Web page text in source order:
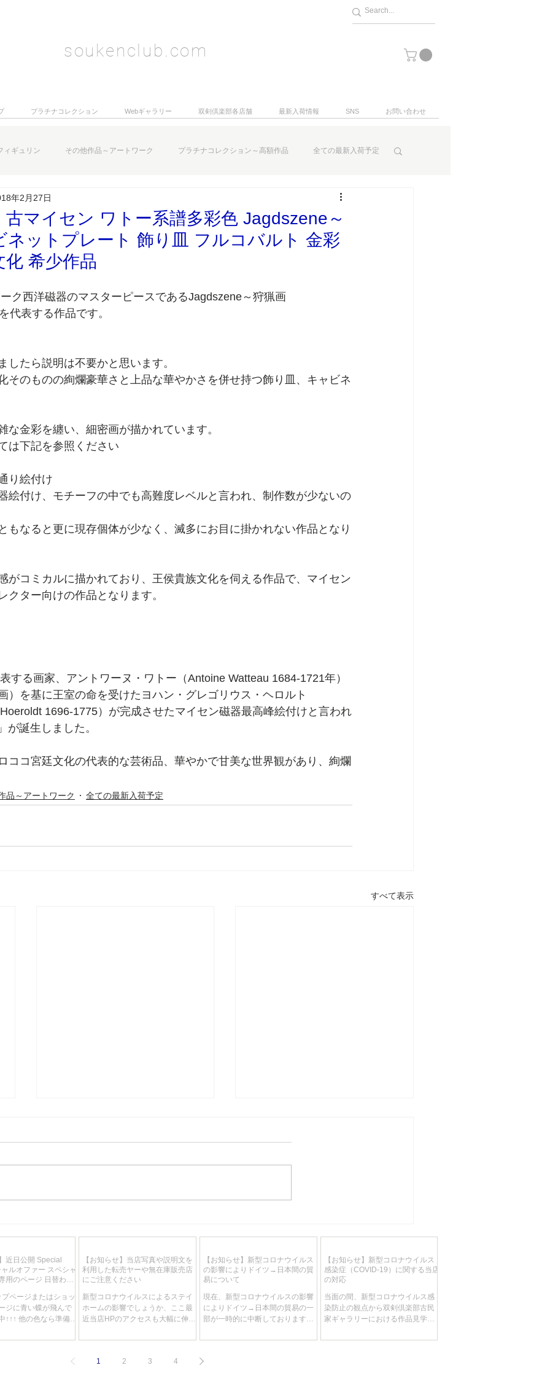
soukenclub.com
プラチナコレクション Webギャラリー 双剣倶楽部各店舗 最新入荷情報 SNS お問い合わせ
ィギュリン その他作品～アートワーク プラチナコレクション～高額作品 全ての最新入荷予定
古マイセン ワトー系譜多彩色 Jagdszene～
ネットプレート 飾り皿 フルコバルト 金彩
化 希少作品
年2月27日
ク西洋磁器のマスターピースであるJagdszene～狩猟画
代表する作品です。
したら説明は不要かと思います。
そのものの絢爛豪華さと上品な華やかさを併せ持つ飾り皿、キャビネ
な金彩を纏い、細密画が描かれています。
は下記を参照ください
り絵付け
絵付け、モチーフの中でも高難度レベルと言われ、制作数が少ないの
もなると更に現存個体が少なく、滅多にお目に掛かれない作品となり
がコミカルに描かれており、王侯貴族文化を伺える作品で、マイセン
クター向けの作品となります。
する画家、アントワーヌ・ワトー（Antoine Watteau 1684-1721年）
）を基に王室の命を受けたヨハン・グレゴリウス・ヘロルト
1696-1775）が完成させたマイセン磁器最高峰絵付けと言われ
が誕生しました。
ココ宮廷文化の代表的な芸術品、華やかで甘美な世界観があり、絢爛
品～アートワーク 全ての最新入荷予定
すべて表示
ルウェア最高峰 ブリュール伯
型6名総21点フルサービス 超
高額
リミテッド・マスター・ワー
THE BUD」 Jörg danielcz
75×55cm/12.5Kg 超高額作品
近日公開 Special
ルオファー スペシャ
用のページ 日替わ
プページまたはショッ
ジに青い蝶が飛んで
↑↑↑ 他の色なら準備中
点限りで降り切れ御
す。 赤字で出すもの
【お知らせ】当店写真や説明文を
利用した転売ヤーや無在庫販売店
にご注意ください
新型コロナウイルスによるステイ
ホームの影響でしょうか、ここ最
近当店HPのアクセスも大幅に伸
変多くなってきていますが、その
ございましたのでご紹介させてい
【お知らせ】新型コロナウイルス
の影響によりドイツ→日本間の貿
易について
現在、新型コロナウイルスの影響
によりドイツ→日本間の貿易の一
部が一時的に中断しております。
ツ税関で留め置きされている状態
だきましたお客様のお荷物が大幅
【お知らせ】新型コロナウイルス
感染症（COVID-19）に関する当店
の対応
当面の間、新型コロナウイルス感
染防止の観点から双剣倶楽部古民
家ギャラリーにおける作品見学を
ナウイルス感染症（COVID-19）に
1 2 3 4